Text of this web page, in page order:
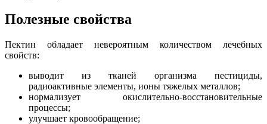
Полезные свойства
Пектин обладает невероятным количеством лечебных
свойств:
выводит из тканей организма пестициды,
радиоактивные элементы, ионы тяжелых металлов;
нормализует окислительно-восстановительные
процессы;
улучшает кровообращение;